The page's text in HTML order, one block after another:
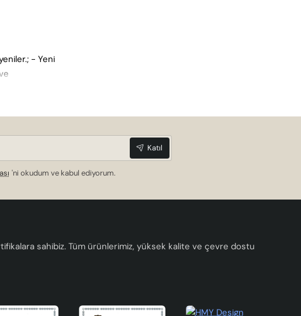
- Yeni
Katıl
'ni okudum ve kabul ediyorum.
sahibiz. Tüm ürünlerimiz, yüksek kalite ve çevre dostu